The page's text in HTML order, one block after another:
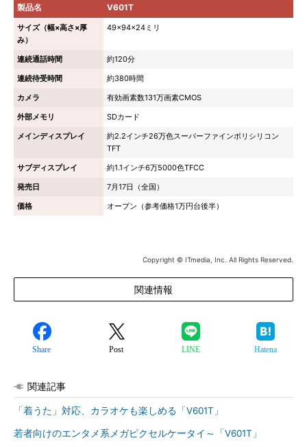
製品名 V601T
サイズ（幅×高さ×厚
み）
49×94×24ミリ
連続通話時間
約120分
連続待受時間
約380時間
カメラ
有効画素数131万画素CMOS
外部メモリ
SDカード
メインディスプレイ
約2.2インチ26万色スーパーファインポリシリコン
TFT
サブディスプレイ
約1.1インチ6万5000色TFCC
発売日
7月17日（全国）
価格
オープン（参考価格1万円台後半）
Copyright © ITmedia, Inc. All Rights Reserved.
関連情報
Share Post LINE Hatena
関連記事
「着うた」対応、カラオケも楽しめる「V601T」
若者向けのエンタメ系メガピクセルケータイ～「V601T」